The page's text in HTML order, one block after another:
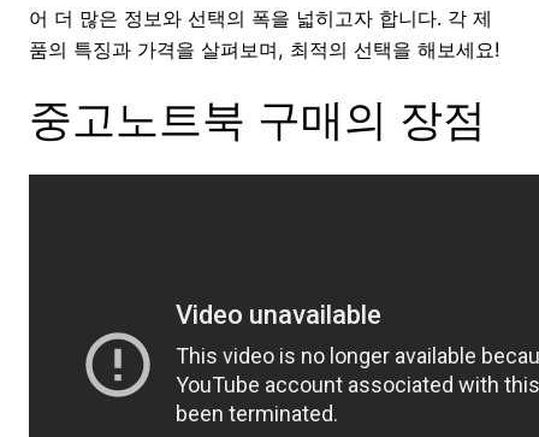
어 더 많은 정보와 선택의 폭을 넓히고자 합니다. 각 제
품의 특징과 가격을 살펴보며, 최적의 선택을 해보세요!
중고노트북 구매의 장점